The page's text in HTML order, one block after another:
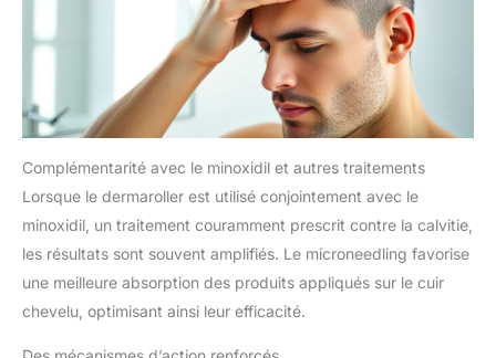
Complémentarité avec le minoxidil et autres traitements
Lorsque le dermaroller est utilisé conjointement avec le
minoxidil, un traitement couramment prescrit contre la calvitie,
les résultats sont souvent amplifiés. Le microneedling favorise
une meilleure absorption des produits appliqués sur le cuir
chevelu, optimisant ainsi leur efficacité.